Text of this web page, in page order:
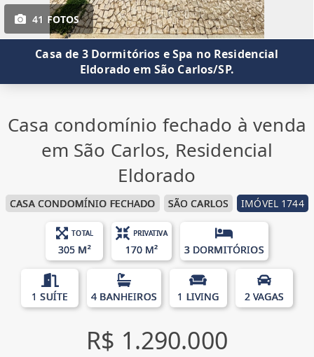
41 FOTOS
Casa de 3 Dormitórios e Spa no Residencial
Eldorado em São Carlos/SP.
Casa condomínio fechado à venda
em São Carlos, Residencial
Eldorado
CASA CONDOMÍNIO FECHADO SÃO CARLOS IMÓVEL 1744
TOTAL
305 M²
PRIVATIVA
170 M² 3 DORMITÓRIOS
1 SUÍTE 4 BANHEIROS 1 LIVING 2 VAGAS
R$ 1.290.000